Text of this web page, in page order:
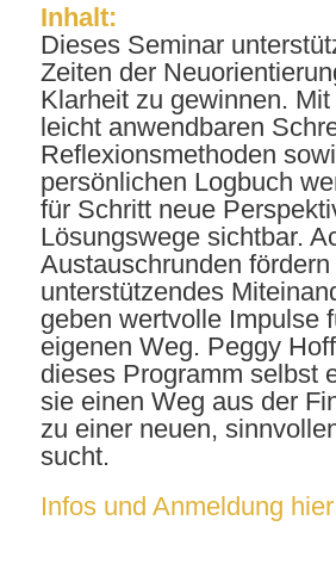
Inhalt:
Dieses Seminar
Zeiten der
Klarheit zu gewinnen.
leicht anwendbaren
Reflexionsmethoden
persönlichen Logbuch
für Schritt neue
Lösungswege sichtbar.
Austauschrunden fördern
unterstützendes
geben wertvolle Impulse
eigenen Weg. Peggy
dieses Programm selbst
sie einen Weg aus der
zu einer neuen,
sucht.
Infos und Anmeldung